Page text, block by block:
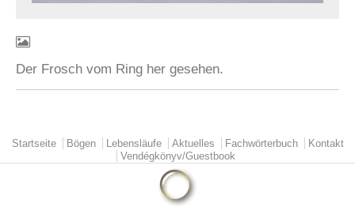
Der Frosch vom Ring her gesehen.
Main menu
Startseite Bögen Lebensläufe Aktuelles Fachwörterbuch
Kontakt
Vendégkönyv/Guestbook